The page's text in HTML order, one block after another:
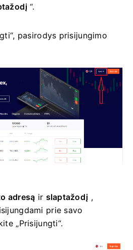
“.
pasirodys prisijungimo
adresą ir slaptažodį ,
prie savo
„Prisijungti“.